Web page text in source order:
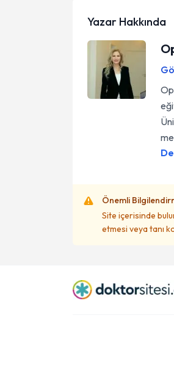
Yazar Hakkında
Önemli
Site içerisinde
etmesi veya tanı